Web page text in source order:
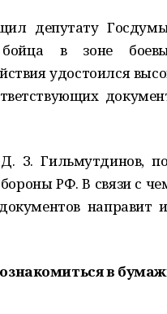
депутату
в зоне
удостоился
З. Гильмутдинов,
РФ. В связи с
направит
в